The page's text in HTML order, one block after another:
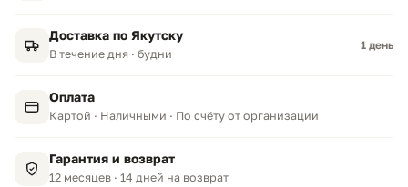
Доставка по Якутску
В течение дня · будни
1 день
Оплата
Картой · Наличными · По счёту от организации
Гарантия и возврат
12 месяцев · 14 дней на возврат